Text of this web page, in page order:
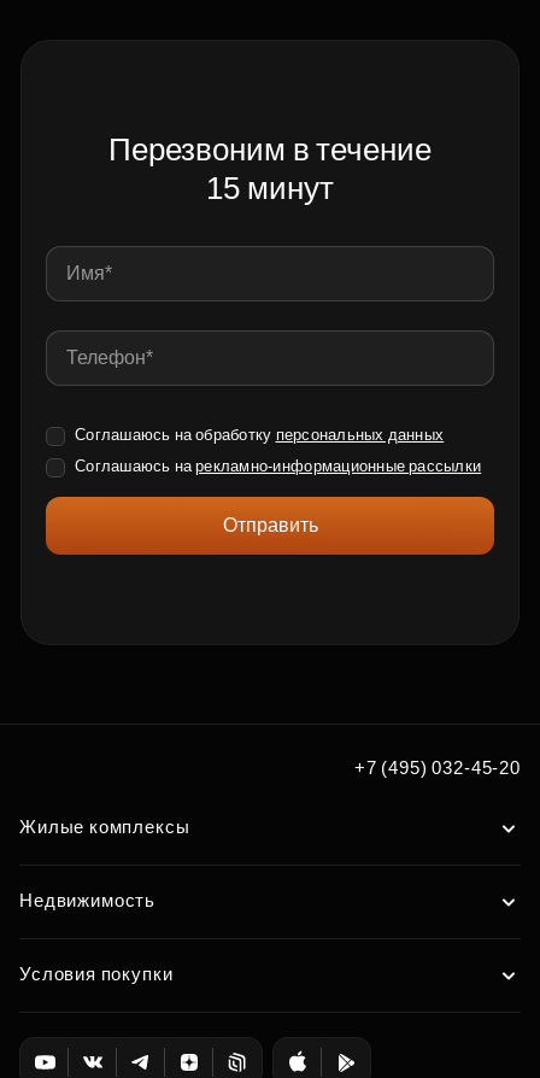
Перезвоним в течение
15 минут
Соглашаюсь на обработку персональных данных
Соглашаюсь нарекламно-информационные рассылки
Отправить
+7 (495) 032-45-20
Жилые комплексы
Недвижимость
Условия покупки